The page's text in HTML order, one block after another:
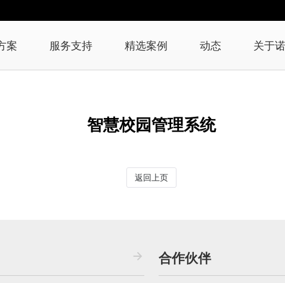
案 服务支持 精选案例 动态 关于
智慧校园管理系统
返回上页
合作伙伴